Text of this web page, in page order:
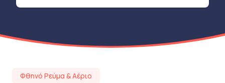
Φθηνό Ρεύμα & Αέριο